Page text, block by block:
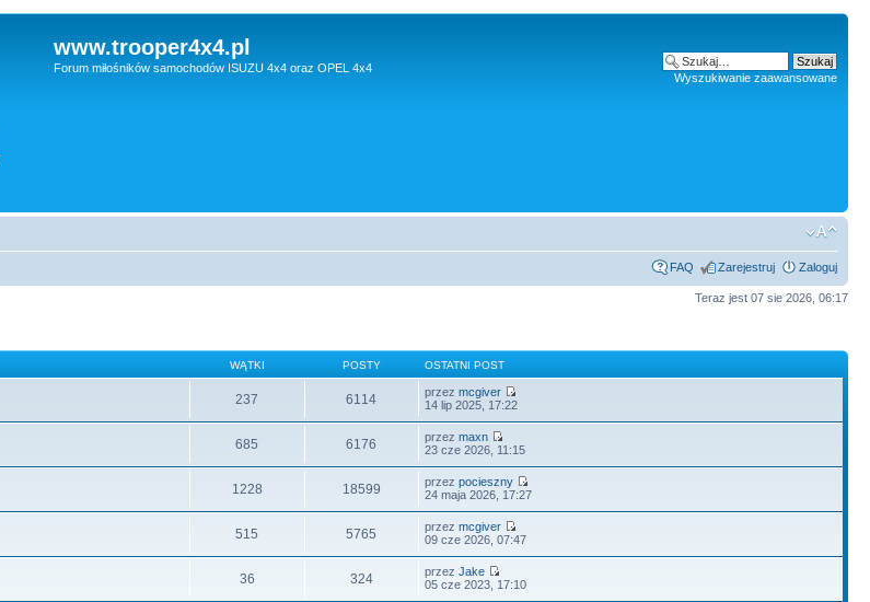
www.trooper4x4.pl
Forum miłośników samochodów ISUZU 4x4 oraz OPEL 4x4
Wyszukiwanie zaawansowane
FAQ Zarejestruj Zaloguj
Teraz jest 07 sie 2026, 06:17
WĄTKI POSTY OSTATNI POST
237 6114 przezmcgiver
14 lip 2025, 17:22
685 6176 przezmaxn
23 cze 2026, 11:15
1228 18599 przezpocieszny
24 maja 2026, 17:27
515 5765 przezmcgiver
09 cze 2026, 07:47
36 324 przezJake
05 cze 2023, 17:10